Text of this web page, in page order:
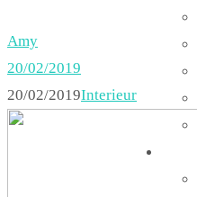
Amy
20/02/2019
20/02/2019Interieur